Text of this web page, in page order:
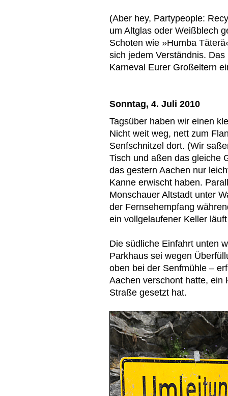
(Aber hey, Partypeople:
um Altglas oder Weißblech
Schoten wie »Humba
sich jedem Verständnis.
Karneval Eurer Großeltern
Sonntag, 4. Juli 2010
Tagsüber haben wir einen
Nicht weit weg, nett zum
Senfschnitzel dort. (Wir
Tisch und aßen das gleiche
das gestern Aachen nur
Kanne erwischt haben.
Monschauer Altstadt unter
der Fernsehempfang
ein vollgelaufener Keller
Die südliche Einfahrt unten
Parkhaus sei wegen
oben bei der Senfmühle –
Aachen verschont hatte, ein
Straße gesetzt hat.